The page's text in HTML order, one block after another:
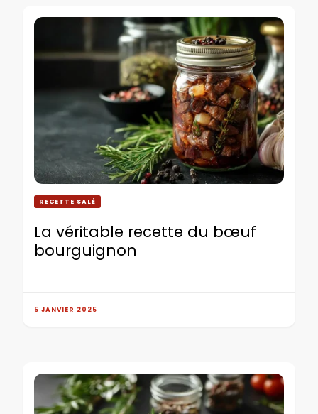
RECETTE SALÉ
La véritable recette du bœuf
bourguignon
5 JANVIER 2025